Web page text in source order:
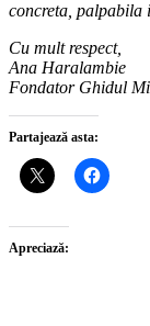
concreta, palpabila
Cu mult respect,
Ana Haralambie
Fondator Ghidul
Partajează asta:
Apreciază: